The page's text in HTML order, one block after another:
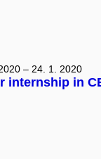
– 24. 1. 2020
internship in